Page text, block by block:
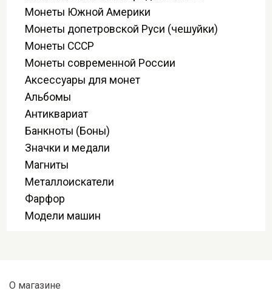
Монеты Южной Америки
Монеты допетровской Руси (чешуйки)
Монеты СССР
Монеты современной России
Аксессуары для монет
Альбомы
Антиквариат
Банкноты (Боны)
Значки и медали
Магниты
Металлоискатели
Фарфор
Модели машин
О магазине